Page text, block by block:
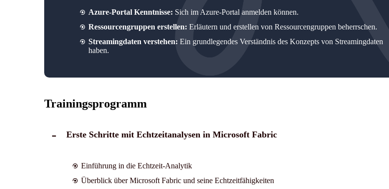
Azure-Portal Kenntnisse: Sich im Azure-Portal anmelden können.
Ressourcengruppen erstellen: Erläutern und erstellen von Ressourcengruppen beherrschen.
Streamingdaten verstehen: Ein grundlegendes Verständnis des Konzepts von Streamingdaten
haben.
Trainingsprogramm
Erste Schritte mit Echtzeitanalysen in Microsoft Fabric
Einführung in die Echtzeit-Analytik
Überblick über Microsoft Fabric und seine Echtzeitfähigkeiten